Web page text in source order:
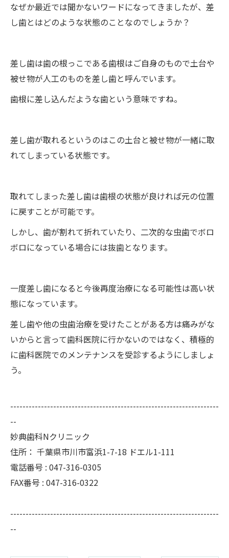
なぜか最近では聞かないワードになってきましたが、差
し歯とはどのような状態のことなのでしょうか？
差し歯は歯の根っこである歯根はご自身のもので土台や
被せ物が人工のものを差し歯と呼んでいます。
歯根に差し込んだような歯という意味ですね。
差し歯が取れるというのはこの土台と被せ物が一緒に取
れてしまっている状態です。
取れてしまった差し歯は歯根の状態が良ければ元の位置
に戻すことが可能です。
しかし、歯が割れて折れていたり、二次的な虫歯でボロ
ボロになっている場合には抜歯となります。
一度差し歯になると今後再度治療になる可能性は高い状
態になっています。
差し歯や他の虫歯治療を受けたことがある方は痛みがな
いからと言って歯科医院に行かないのではなく、積極的
に歯科医院でのメンテナンスを受診するようにしましょ
う。
--------------------------------------------------------------------
--
妙典歯科Nクリニック
住所： 千葉県市川市富浜1-7-18 ドエル1-111
電話番号 : 047-316-0305
FAX番号 : 047-316-0322
--------------------------------------------------------------------
--